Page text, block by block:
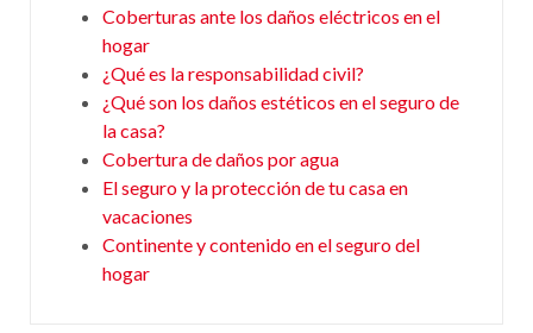
Coberturas ante los daños eléctricos en el
hogar
¿Qué es la responsabilidad civil?
¿Qué son los daños estéticos en el seguro de
la casa?
Cobertura de daños por agua
El seguro y la protección de tu casa en
vacaciones
Continente y contenido en el seguro del
hogar